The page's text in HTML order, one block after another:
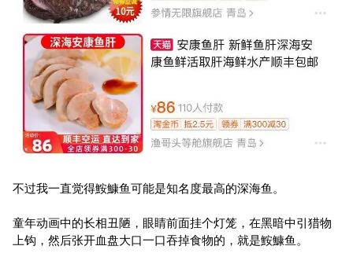
不过我一直觉得鮟鱇鱼可能是知名度最高的深海鱼。
童年动画中的长相丑陋，眼睛前面挂个灯笼，在黑暗中引猎物
上钩，然后张开血盘大口一口吞掉食物的，就是鮟鱇鱼。